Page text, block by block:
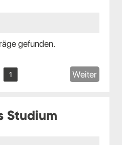
gefunden.
1 Weiter
Studium